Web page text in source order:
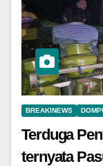
BREAKINEWS
Terduga
ternyata